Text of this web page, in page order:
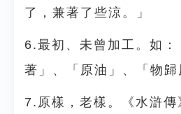
了，兼著了些涼。」
6.最初、未曾加工。如：
著」、「原油」、「物歸
7.原樣，老樣。《水滸傳